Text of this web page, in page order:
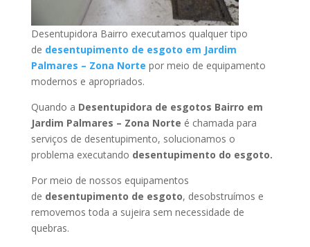
Desentupidora Bairro executamos qualquer tipo
de desentupimento de esgoto em Jardim
Palmares – Zona Norte por meio de equipamento
modernos e apropriados.
Quando a Desentupidora de esgotos Bairro em
Jardim Palmares – Zona Norte é chamada para
serviços de desentupimento, solucionamos o
problema executando desentupimento do esgoto.
Por meio de nossos equipamentos
de desentupimento de esgoto, desobstruímos e
removemos toda a sujeira sem necessidade de
quebras.